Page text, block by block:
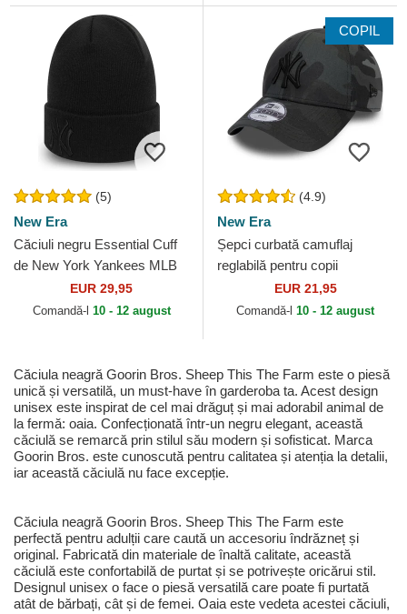
(5)
New Era
Căciuli negru Essential Cuff
de New York Yankees MLB
de New EraEUR 29,95
Comandă-l 10 - 12 august
COPIL
(4.9)
New Era
Șepci curbată camuflaj
reglabilă pentru copii
9FORTY League Essential
de New York Yankees MLB
EUR 21,95
Comandă-l 10 - 12 august
Căciula neagră Goorin Bros. Sheep This The Farm este o piesă
unică și versatilă, un must-have în garderoba ta. Acest design
unisex este inspirat de cel mai drăguț și mai adorabil animal de
la fermă: oaia. Confecționată într-un negru elegant, această
căciulă se remarcă prin stilul său modern și sofisticat. Marca
Goorin Bros. este cunoscută pentru calitatea și atenția la detalii,
iar această căciulă nu face excepție.
Căciula neagră Goorin Bros. Sheep This The Farm este
perfectă pentru adulții care caută un accesoriu îndrăzneț și
original. Fabricată din materiale de înaltă calitate, această
căciulă este confortabilă de purtat și se potrivește oricărui stil.
Designul unisex o face o piesă versatilă care poate fi purtată
atât de bărbați, cât și de femei. Oaia este vedeta acestei căciuli,